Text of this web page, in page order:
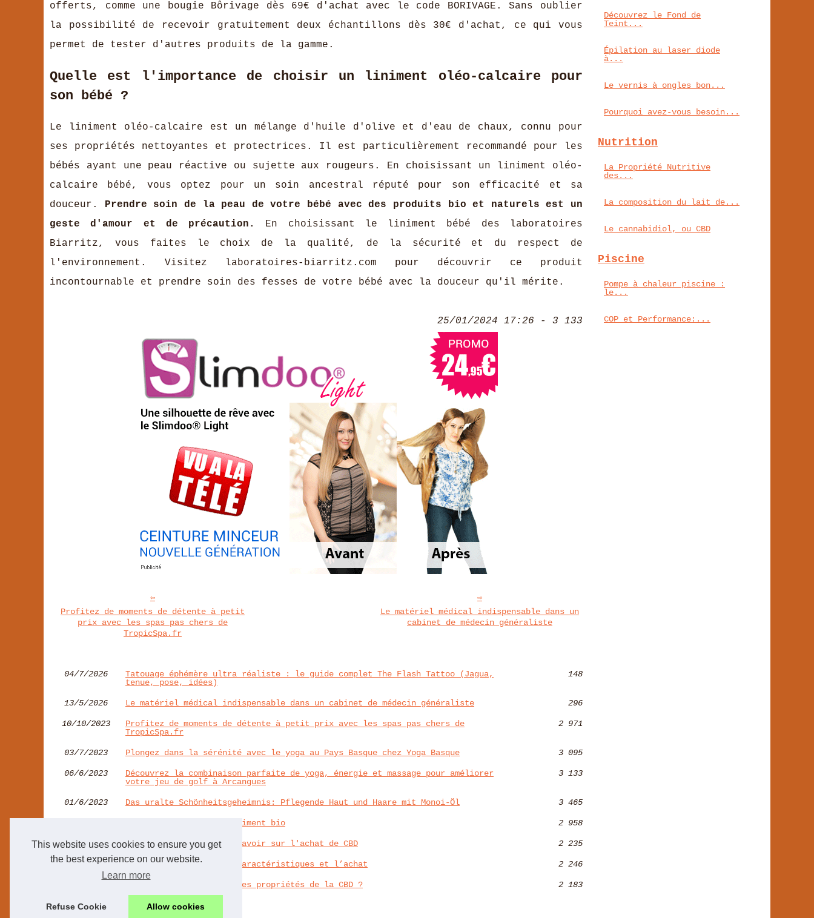
This website uses cookies to ensure you get
the best experience on our website.
Learn more
Refuse Cookie Allow cookies
offerts, comme une bougie Bôrivage dès 69€ d'achat avec le code BORIVAGE. Sans oublier
la possibilité de recevoir gratuitement deux échantillons dès 30€ d'achat, ce qui vous
permet de tester d'autres produits de la gamme.
Quelle est l'importance de choisir un liniment oléo-calcaire pour
son bébé ?
Le liniment oléo-calcaire est un mélange d'huile d'olive et d'eau de chaux, connu pour
ses propriétés nettoyantes et protectrices. Il est particulièrement recommandé pour les
bébés ayant une peau réactive ou sujette aux rougeurs. En choisissant un liniment oléo-
calcaire bébé, vous optez pour un soin ancestral réputé pour son efficacité et sa
douceur. Prendre soin de la peau de votre bébé avec des produits bio et naturels est un
geste d'amour et de précaution.
En choisissant le liniment bébé des laboratoires
Biarritz, vous faites le choix de la qualité, de la sécurité et du respect de
l'environnement. Visitez laboratoires-biarritz.com pour découvrir ce produit
incontournable et prendre soin des fesses de votre bébé avec la douceur qu'il mérite.
25/01/2024 17:26 - 3 133
Profitez de moments de détente à petit
prix avec les spas pas chers de
TropicSpa.fr
Le matériel médical indispensable dans un
cabinet de médecin généraliste
04/7/2026
Tatouage éphémère ultra réaliste : le guide complet The Flash Tattoo (Jagua,
tenue, pose, idées)
148
13/5/2026 Le matériel médical indispensable dans un cabinet de médecin généraliste 296
10/10/2023
Profitez de moments de détente à petit prix avec les spas pas chers de
TropicSpa.fr
2 971
03/7/2023 Plongez dans la sérénité avec le yoga au Pays Basque chez Yoga Basque 3 095
06/6/2023
Découvrez la combinaison parfaite de yoga, énergie et massage pour améliorer
votre jeu de golf à Arcangues
3 133
01/6/2023 Das uralte Schönheitsgeheimnis: Pflegende Haut und Haare mit Monoi-Öl 3 465
Avantages globaux du liniment bio 2 958
25/4/2023 Tout ce que vous devez savoir sur l'achat de CBD 2 235
13/4/2023 Focus sur le CBD : les caractéristiques et l’achat 2 246
Quels sont les principales propriétés de la CBD ? 2 183
Découvrez le Fond de
Teint...
Épilation au laser diode
à...
Le vernis à ongles bon...
Pourquoi avez-vous besoin...
Nutrition
La Propriété Nutritive
des...
La composition du lait de...
Le cannabidiol, ou CBD
Piscine
Pompe à chaleur piscine :
le...
COP et Performance:...